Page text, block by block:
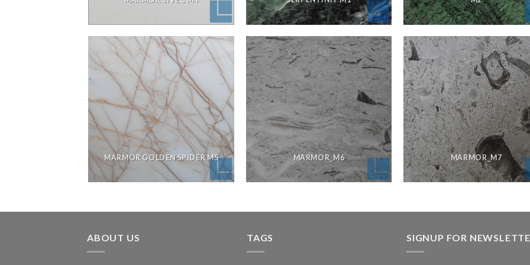
MARMOR GOLDEN SPIDER M5 MARMOR_M6 MARMOR_M7
ABOUT US TAGS SIGNUP FOR